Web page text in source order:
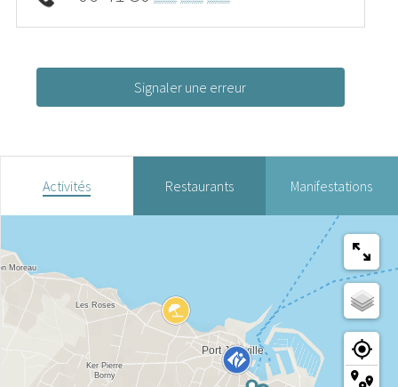
Signaler une erreur
Activités Restaurants Manifestations